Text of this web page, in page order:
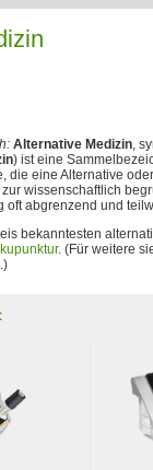
Alternative Medizin,
) ist eine
die eine Alternative
wissenschaftlich
oft abgrenzend und
bekanntesten
. (Für weitere
.)